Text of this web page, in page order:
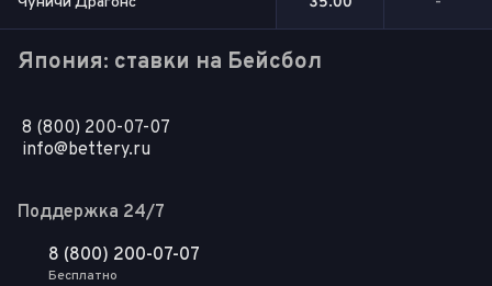
Япония: ставки на Бейсбол
8 (800) 200-07-07
info@bettery.ru
Поддержка 24/7
8 (800) 200-07-07
Бесплатно